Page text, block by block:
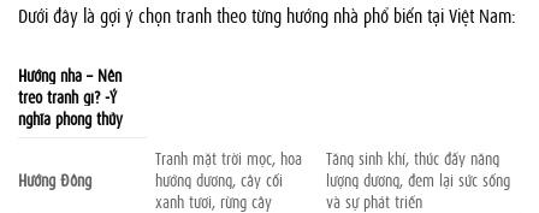
Dưới đây là gợi ý chọn tranh theo từng hướng nhà phổ biến tại Việt Nam:
Hướng nhà – Nên
treo tranh gì? -Ý
nghĩa phong thủy
Hướng Đông
Tranh mặt trời mọc, hoa
hướng dương, cây cối
xanh tươi, rừng cây
Tăng sinh khí, thúc đẩy năng
lượng dương, đem lại sức sống
và sự phát triển